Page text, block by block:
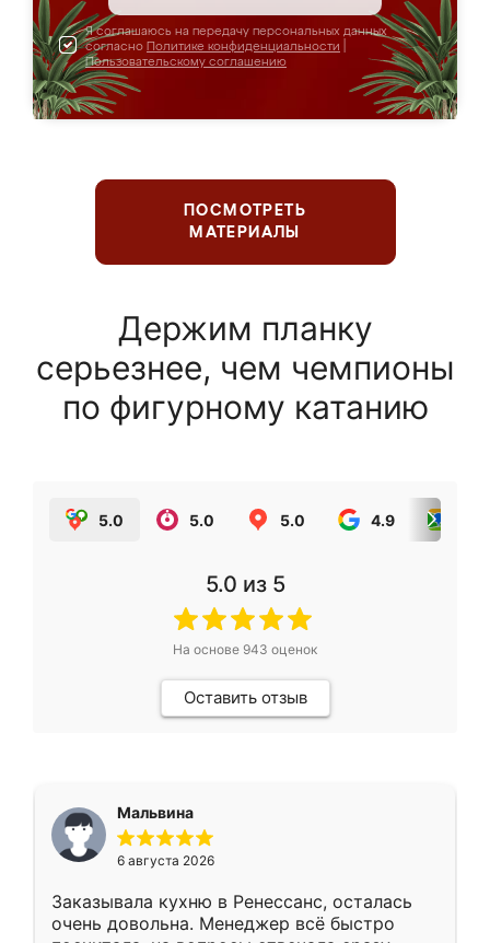
Я соглашаюсь на передачу персональных данных
согласно Политике конфиденциальности
Пользовательскому соглашению
ПОСМОТРЕТЬ
МАТЕРИАЛЫ
Держим планку
серьезнее, чем чемпионы
по фигурному катанию
5.0 5.0 5.0 4.9
5.0 из 5
На основе 943 оценок
Оставить отзыв
Мальвина
6 августа 2026
Заказывала кухню в Ренессанс, осталась
очень довольна. Менеджер всё быстро